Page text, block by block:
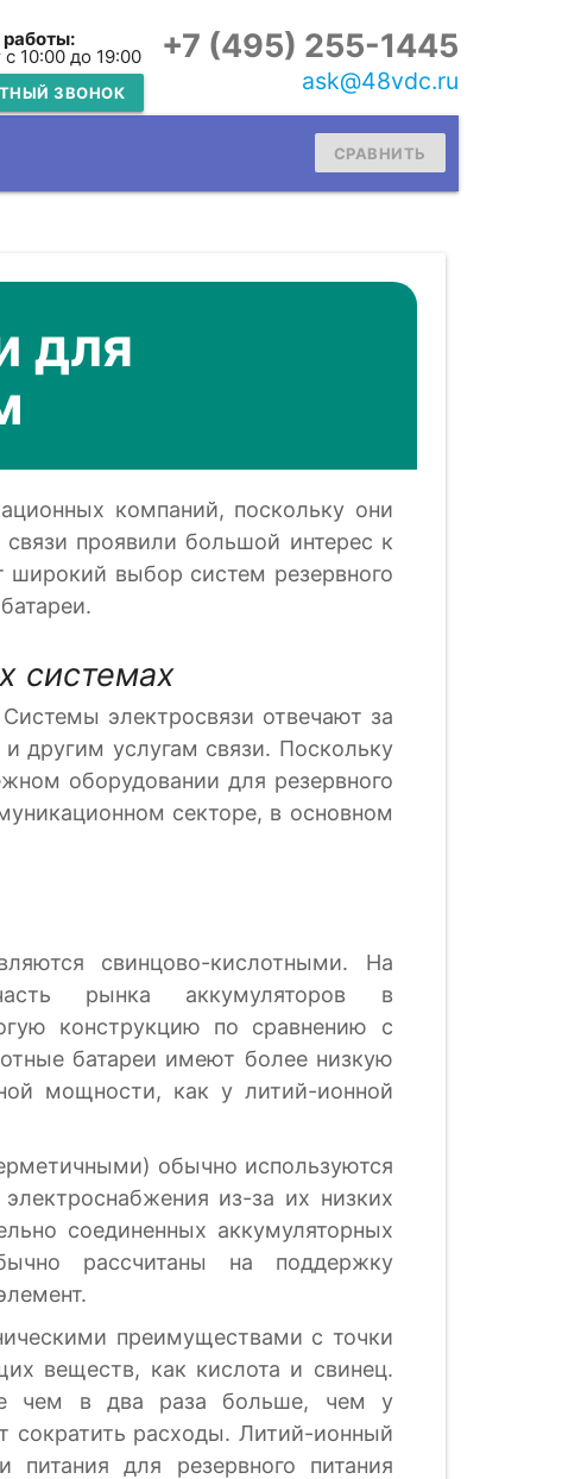
10:00 до 19:00
ЗВОНОК
+7 (495) 255-1445
ask@48vdc.ru
СРАВНИТЬ
для
компаний, поскольку они
проявили большой интерес к
широкий выбор систем резервного
системах
электросвязи отвечают за
другим услугам связи. Поскольку
оборудовании для резервного
секторе, в основном
свинцово-кислотными. На
рынка аккумуляторов в
конструкцию по сравнению с
батареи имеют более низкую
мощности, как у литий-ионной
обычно используются
из-за их низких
соединенных аккумуляторных
рассчитаны на поддержку
преимуществами с точки
веществ, как кислота и свинец.
чем в два раза больше, чем у
сократить расходы. Литий-ионный
для резервного питания